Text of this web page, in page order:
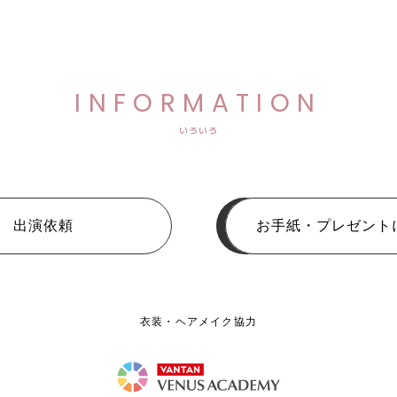
INFORMATION
いろいろ
出演依頼 お手紙・プレゼント
衣装・ヘアメイク協力